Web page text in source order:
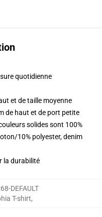
quotidienne
et de taille moyenne
de haut et de port petite
solides sont 100%
10% polyester, denim
la durabilité
DEFAULT
T-shirt,